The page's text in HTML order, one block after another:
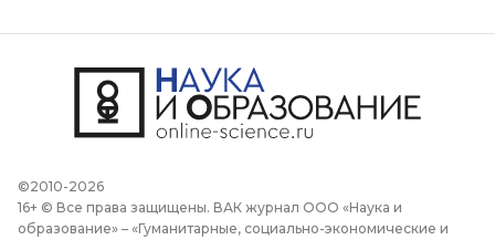
©2010-2026
16+ © Все права защищены. ВАК журнал ООО «Наука и
образование» – «Гуманитарные, социально-экономические и